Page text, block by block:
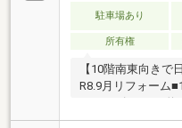
駐車場あり
所有権
【10階南東向きで
R8.9月リフォーム
ペース完備